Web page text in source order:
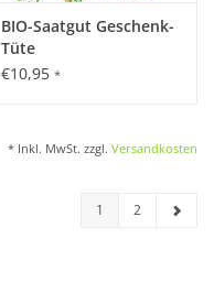
BIO-Saatgut Geschenk-
Tüte
"Schnellwachsende
€10,95 *
* Inkl. MwSt. zzgl. Versandkosten
1 2